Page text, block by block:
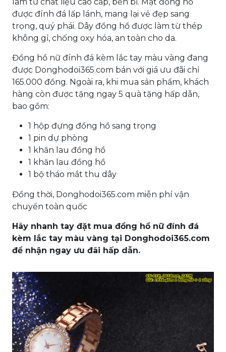
được đính đá lấp lánh, mang lại vẻ đẹp sang
trọng, quý phái. Dây đồng hồ được làm từ thép
không gỉ, chống oxy hóa, an toàn cho da.
Đồng hồ nữ đính đá kèm lắc tay màu vàng đang
được Donghodoi365.com bán với giá ưu đãi chỉ
165.000 đồng. Ngoài ra, khi mua sản phẩm, khách
hàng còn được tặng ngay 5 quà tặng hấp dẫn,
bao gồm:
1 hộp đựng đồng hồ sang trọng
1 pin dự phòng
1 khăn lau đồng hồ
1 khăn lau đồng hồ
1 bộ tháo mắt thu dây
Đồng thời, Donghodoi365.com miễn phí vận
chuyển toàn quốc
Hãy nhanh tay đặt mua đồng hồ nữ đính đá
kèm lắc tay màu vàng tại Donghodoi365.com
để nhận ngay ưu đãi hấp dẫn.